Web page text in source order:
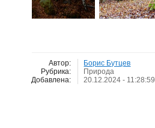
Автор:
Рубрика:
Добавлена:
Борис Бутцев
Природа
20.12.2024 - 11:28:59